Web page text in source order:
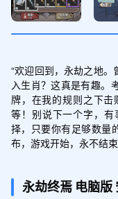
“欢迎回到，永劫之地
入生肖？这真是有趣。
牌，在我的规则之下
等！别说下一个字，
择，只要你有足够数量
布，游戏开始，永不结束
永劫终焉 电脑版